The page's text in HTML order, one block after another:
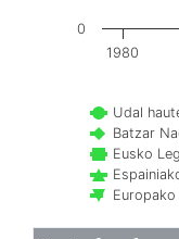
Udal
Batzar
Eusko
1980
0